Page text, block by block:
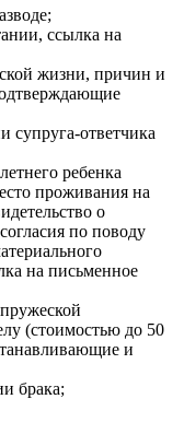
ссылка на
жизни, причин и
супруга-ответчика
ребенка
проживания на
о
по поводу
на письменное
(стоимостью до 50
и
брака;